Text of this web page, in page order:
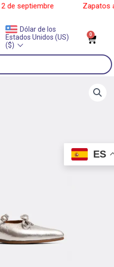
septiembre______ Zapatos a
Dólar de los
Estados Unidos (US)
($)
0
ES